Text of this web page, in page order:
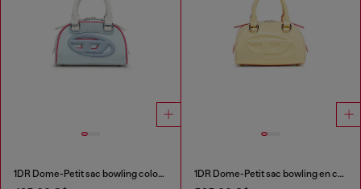
1DR Dome-Petit sac bowling color-block 1DR Dome-Petit sac bowling en cuir